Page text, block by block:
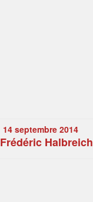
14 septembre 2014
Frédéric Halbreich